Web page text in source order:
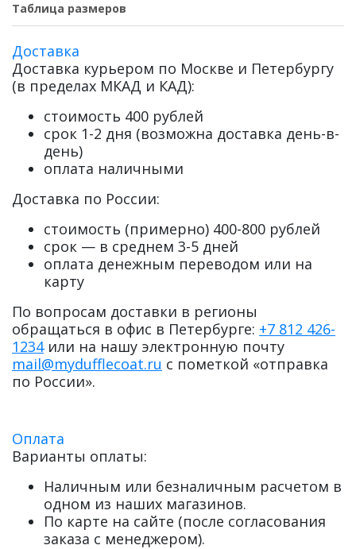
Таблица размеров
Доставка
Доставка курьером по Москве и Петербургу
(в пределах МКАД и КАД):
стоимость 400 рублей
срок 1-2 дня (возможна доставка день-в-
день)
оплата наличными
Доставка по России:
стоимость (примерно) 400-800 рублей
срок — в среднем 3-5 дней
оплата денежным переводом или на
карту
По вопросам доставки в регионы
обращаться в офис в Петербурге: +7 812 426-
1234или на нашу электронную почту
mail@mydufflecoat.ru с пометкой «отправка
по России».
Оплата
Варианты оплаты:
Наличным или безналичным расчетом в
одном из наших магазинов.
По карте на сайте (после согласования
заказа с менеджером).